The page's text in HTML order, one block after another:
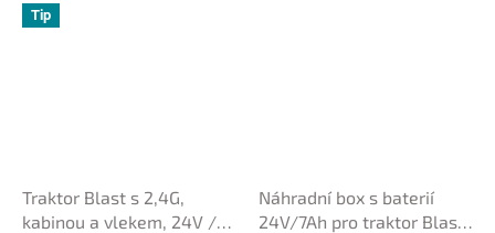
Tip
Traktor Blast s 2,4G,
kabinou a vlekem, 24V /
Náhradní box s baterií
24V/7Ah pro traktor Blast,